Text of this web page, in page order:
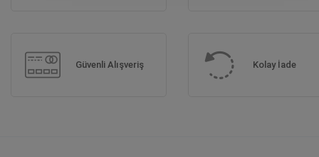
Güvenli Alışveriş Kolay İade